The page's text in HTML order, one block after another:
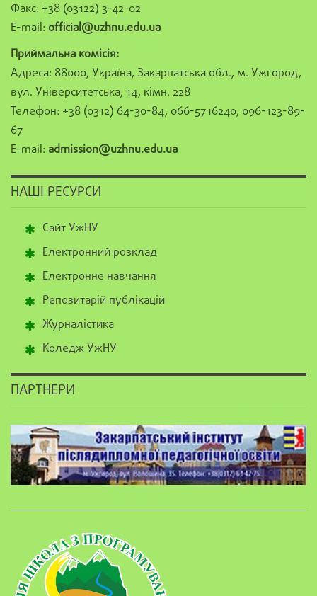
Факс: +38 (03122) 3-42-02
E-mail: official@uzhnu.edu.ua
Приймальна комісія:
Адреса: 88000, Україна, Закарпатська обл., м. Ужгород,
вул. Університетська, 14, кімн. 228
Телефон: +38 (0312) 64-30-84, 066-5716240, 096-123-89-
67
E-mail: admission@uzhnu.edu.ua
НАШІ РЕСУРСИ
Сайт УжНУ
Електронний розклад
Електронне навчання
Репозитарій публікацій
Журналістика
Коледж УжНУ
ПАРТНЕРИ